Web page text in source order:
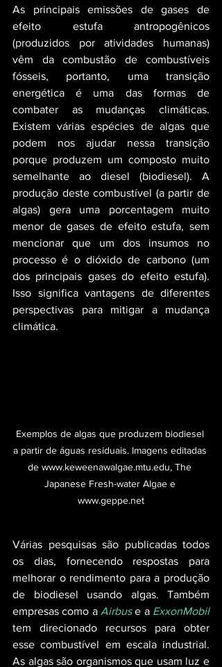
As principais emissões de gases de
efeito estufa antropogênicos
(produzidos por atividades humanas)
vêm da combustão de combustíveis
fósseis, portanto, uma transição
energética é uma das formas de
combater as mudanças climáticas.
Existem várias espécies de algas que
podem nos ajudar nessa transição
porque produzem um composto muito
semelhante ao diesel (biodiesel). A
produção deste combustível (a partir de
algas) gera uma porcentagem muito
menor de gases de efeito estufa, sem
mencionar que um dos insumos no
processo é o dióxido de carbono (um
dos principais gases do efeito estufa).
Isso significa vantagens de diferentes
perspectivas para mitigar a mudança
climática.
Exemplos de algas que produzem biodiesel
a partir de águas residuais. Imagens editadas
de www.keweenawalgae.mtu.edu, The
Japanese Fresh-water Algae e
www.geppe.net
Várias pesquisas são publicadas todos
os dias, fornecendo respostas para
melhorar o rendimento para a produção
de biodiesel usando algas. Também
empresas como a Airbus e a ExxonMobil
tem direcionado recursos para obter
esse combustível em escala industrial.
As algas são organismos que usam luz e